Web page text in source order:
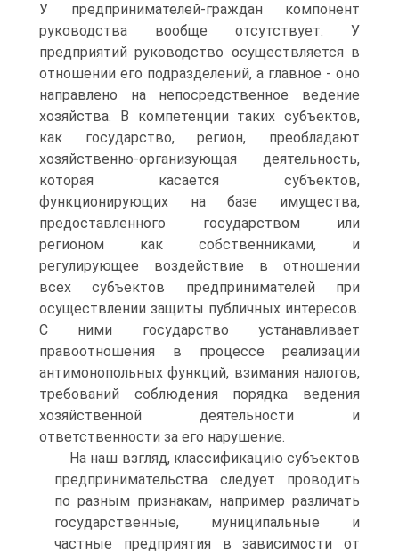
У предпринимателей-граждан компонент
руководства вообще отсутствует. У
предприятий руководство осуществляется в
отношении его подразделений, а главное - оно
направлено на непосредственное ведение
хозяйства. В компетенции таких субъектов,
как государство, регион, преобладают
хозяйственно-организующая деятельность,
которая касается субъектов,
функционирующих на базе имущества,
предоставленного государством или
регионом как собственниками, и
регулирующее воздействие в отношении
всех субъектов предпринимателей при
осуществлении защиты публичных интересов.
C ними государство устанавливает
правоотношения в процессе реализации
антимонопольных функций, взимания налогов,
требований соблюдения порядка ведения
хозяйственной деятельности и
ответственности за его нарушение.
На наш взгляд, классификацию субъектов
предпринимательства следует проводить
по разным признакам, например различать
государственные, муниципальные и
частные предприятия в зависимости от